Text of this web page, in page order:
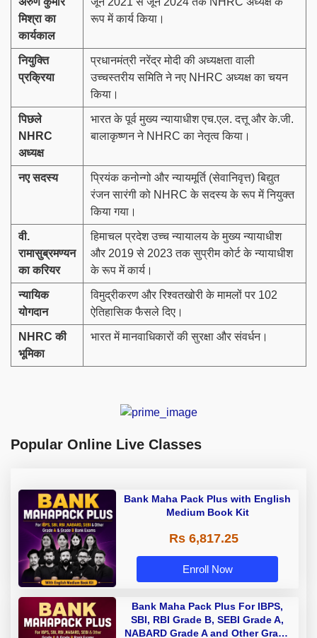
मिश्रा का
कार्यकाल
रूप में कार्य किया।
नियुक्ति
प्रक्रिया
प्रधानमंत्री नरेंद्र मोदी की अध्यक्षता वाली
उच्चस्तरीय समिति ने नए NHRC अध्यक्ष का चयन
किया।
पिछले
NHRC
अध्यक्ष
भारत के पूर्व मुख्य न्यायाधीश एच.एल. दत्तू और के.जी.
बालाकृष्णन ने NHRC का नेतृत्व किया।
नए सदस्य
प्रियंक कनोन्गो और न्यायमूर्ति (सेवानिवृत्त) बिद्युत
रंजन सारंगी को NHRC के सदस्य के रूप में नियुक्त
किया गया।
वी.
रामासुब्रमण्यन
का करियर
हिमाचल प्रदेश उच्च न्यायालय के मुख्य न्यायाधीश
और 2019 से 2023 तक सुप्रीम कोर्ट के न्यायाधीश
के रूप में कार्य।
न्यायिक
योगदान
विमुद्रीकरण और रिश्वतखोरी के मामलों पर 102
ऐतिहासिक फैसले दिए।
NHRCकी
भूमिका
भारत में मानवाधिकारों की सुरक्षा और संवर्धन।
Popular Online Live Classes
Bank Maha Pack Plus with English
Medium Book Kit
Rs 6,817.25
Enroll Now
Bank Maha Pack Plus For IBPS,
SBI, RBI Grade B, SEBI Grade A,
NABARD Grade A and Other Grade